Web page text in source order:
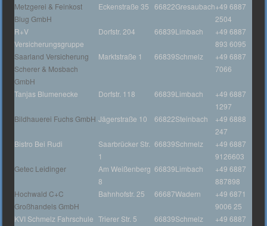
Metzgerei & Feinkost
Blug GmbH
Eckenstraße 35 66822Gresaubach+49 6887
2504
R+V
Versicherungsgruppe
Dorfstr. 204 66839Limbach
+49 6887
893 6095
Saarland Versicherung
Scherer & Mosbach
GmbH
Marktstraße 1 66839Schmelz
+49 6887
7066
Tanjas Blumenecke Dorfstr. 118 66839Limbach
+49 6887
1297
Bildhauerei Fuchs GmbH Jägerstraße 10 66822Steinbach
+49 6888
247
Bistro Bei Rudi
Saarbrücker Str.
1
66839Schmelz
+49 6887
9126603
Getec Leidinger
Am Weißenberg
8
66839Limbach
+49 6887
887898
Hochwald C+C
Großhandels GmbH
Bahnhofstr. 25 66687Wadern
+49 6871
9006 25
KVI Schmelz Fahrschule Trierer Str. 5 66839Schmelz
+49 6887